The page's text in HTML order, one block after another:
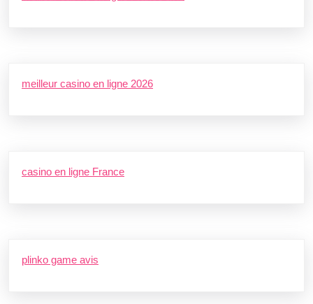
meilleur casino en ligne 2026
casino en ligne France
plinko game avis